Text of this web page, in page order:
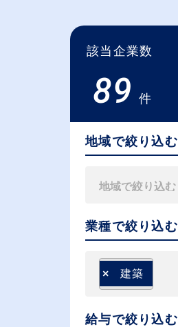
該当企業数
89 件
地域で絞り込む
業種で絞り込む
× 建築
給与で絞り込む